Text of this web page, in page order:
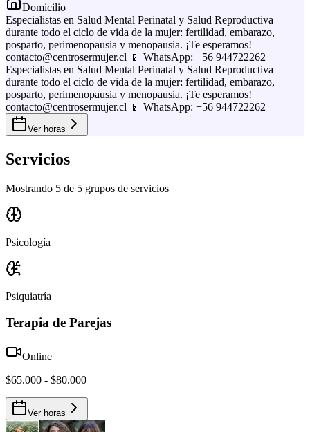
Domicilio
Especialistas en Salud Mental Perinatal y Salud Reproductiva
durante todo el ciclo de vida de la mujer: fertilidad, embarazo,
posparto, perimenopausia y menopausia. ¡Te esperamos!
contacto@centrosermujer.cl 📱 WhatsApp: +56 944722262
Especialistas en Salud Mental Perinatal y Salud Reproductiva
durante todo el ciclo de vida de la mujer: fertilidad, embarazo,
posparto, perimenopausia y menopausia. ¡Te esperamos!
contacto@centrosermujer.cl 📱 WhatsApp: +56 944722262
Ver horas
Servicios
Mostrando 5 de 5 grupos de servicios
Psicología
Psiquiatría
Terapia de Parejas
Online
$65.000 - $80.000
Ver horas